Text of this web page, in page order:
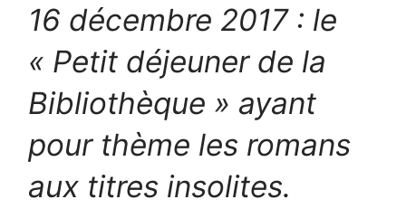
16 décembre 2017 : le
« Petit déjeuner de la
Bibliothèque » ayant
pour thème les romans
aux titres insolites.